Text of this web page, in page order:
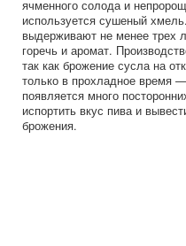
ячменного солода и
используется сушеный
выдерживают не менее трех
горечь и аромат.
так как брожение сусла на
только в прохладное время
появляется много
испортить вкус пива и
брожения.